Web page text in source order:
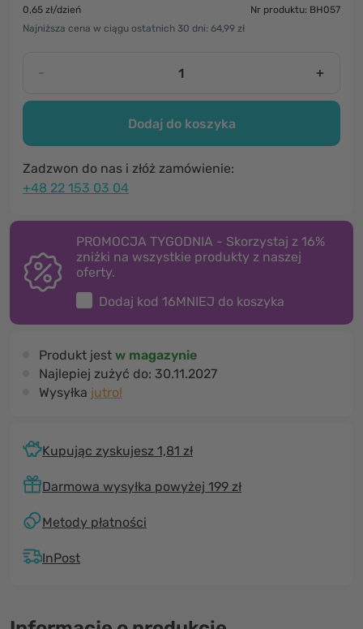
0,65 zł/dzień
Nr produktu: BH057
Najniższa cena w ciągu ostatnich 30 dni: 64,99 zł
- +
Dodaj do koszyka
Zadzwon do nas i złóż zamówienie:
+48 22 153 03 04
PROMOCJA TYGODNIA - Skorzystaj z 16%
zniżki na wszystkie produkty z naszej
oferty.
Dodaj kod 16MNIEJ do koszyka
Produkt jest w magazynie
Najlepiej zużyć do: 30.11.2027
Wysyłka jutro!
Kupując zyskujesz 1,81 zł
Darmowa wysyłka powyżej 199 zł
Metody płatności
InPost